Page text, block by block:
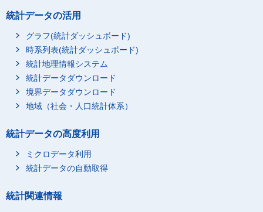
統計データの活用
グラフ(統計ダッシュボード)
時系列表(統計ダッシュボード)
統計地理情報システム
統計データダウンロード
境界データダウンロード
地域（社会・人口統計体系）
統計データの高度利用
ミクロデータ利用
統計データの自動取得
統計関連情報